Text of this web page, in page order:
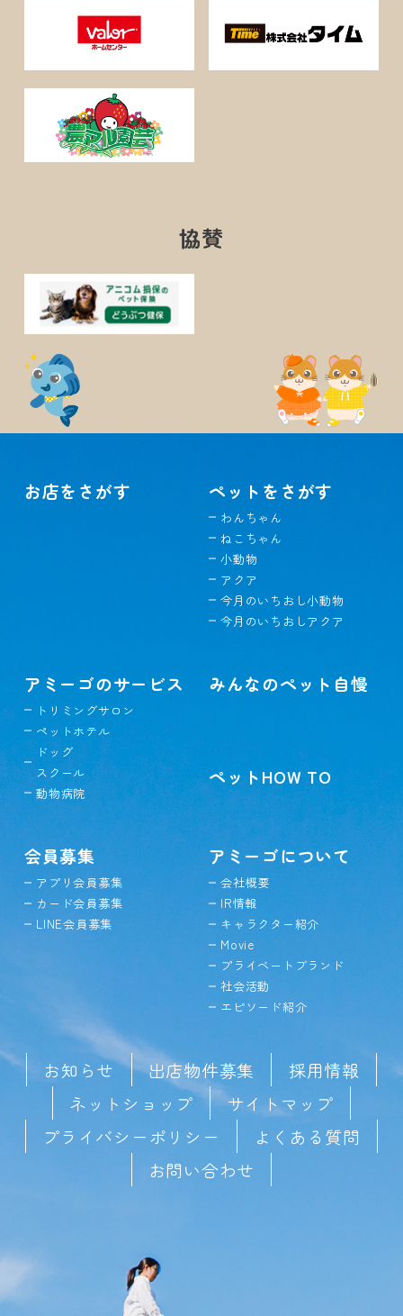
協賛
お店をさがす ペットをさがす
わんちゃん
ねこちゃん
小動物
アクア
今月のいちおし小動物
今月のいちおしアクア
アミーゴのサービス
トリミングサロン
ペットホテル
ドッグ
スクール
動物病院
みんなのペット自慢
ペットHOW TO
会員募集
アプリ会員募集
カード会員募集
LINE会員募集
アミーゴについて
会社概要
IR情報
キャラクター紹介
Movie
プライベートブランド
社会活動
エピソード紹介
お知らせ 出店物件募集
採用情報
ネットショップ
サイトマップ
プライバシーポリシー
よくある質問
お問い合わせ